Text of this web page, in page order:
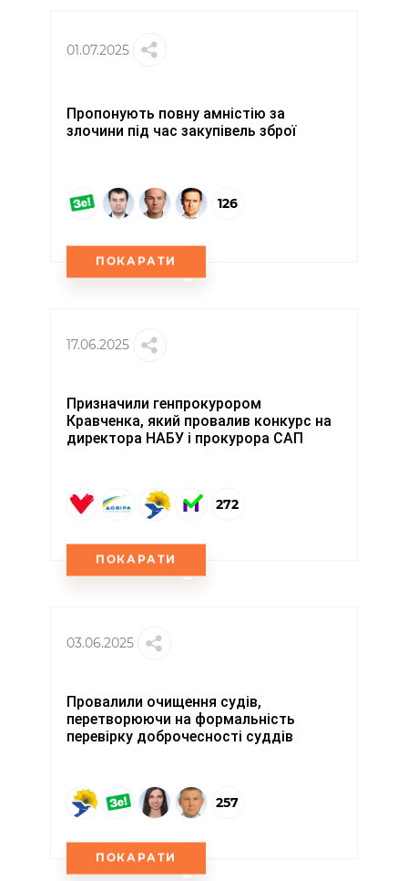
01.07.2025
Пропонують повну амністію за
злочини під час закупівель зброї
126
ПОКАРАТИ
17.06.2025
Призначили генпрокурором
Кравченка, який провалив конкурс на
директора НАБУ і прокурора САП
272
ПОКАРАТИ
03.06.2025
Провалили очищення судів,
перетворюючи на формальність
перевірку доброчесності суддів
257
ПОКАРАТИ